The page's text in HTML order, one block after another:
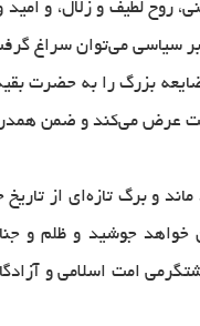
روح لطیف و زلال، و
سیاسی می‌توان سراغ
بزرگ را به حضرت
عرض مي‌كند و ضمن
و برگ تازه‌ای از
خواهد جوشید و ظلم و
امت اسلامی و